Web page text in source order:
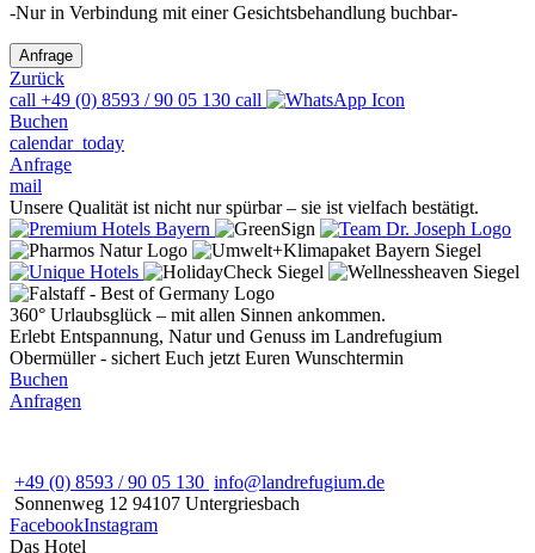
-Nur in Verbindung mit einer Gesichtsbehandlung buchbar-
Zurück
call +49 (0) 8593 / 90 05 130 call
Buchen
calendar_today
Anfrage
mail
Unsere Qualität ist nicht nur spürbar – sie ist vielfach bestätigt.
360° Urlaubsglück – mit allen Sinnen ankommen.
Erlebt Entspannung, Natur und Genuss im Landrefugium
Obermüller - sichert Euch jetzt Euren Wunschtermin
Buchen
Anfragen
+49 (0) 8593 / 90 05 130 info@landrefugium.de
Sonnenweg 12 94107 Untergriesbach
FacebookInstagram
Das Hotel